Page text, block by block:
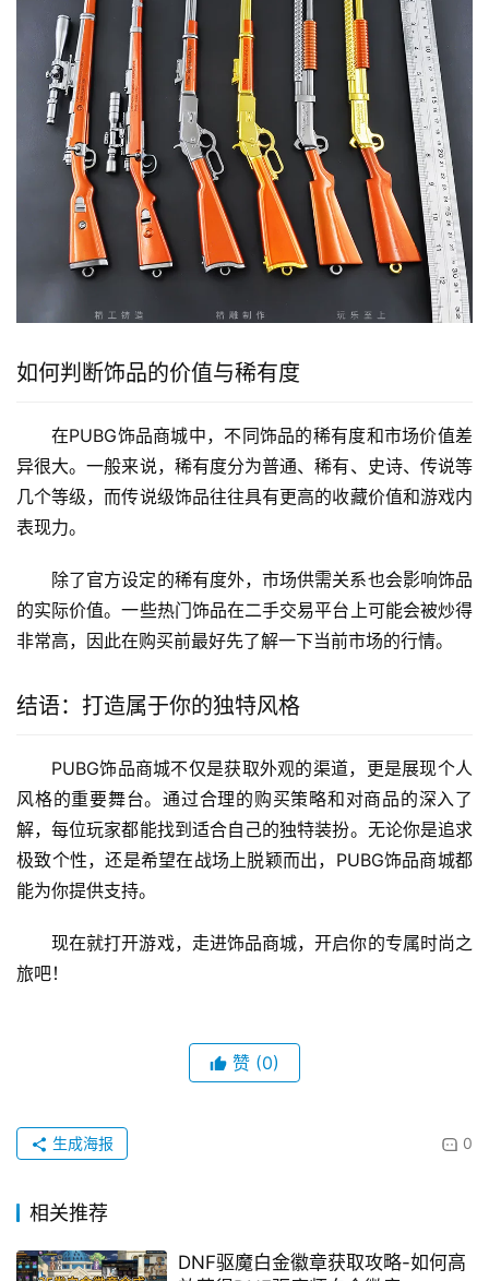
如何判断饰品的价值与稀有度
在PUBG饰品商城中，不同饰品的稀有度和市场价值差
异很大。一般来说，稀有度分为普通、稀有、史诗、传说等
几个等级，而传说级饰品往往具有更高的收藏价值和游戏内
表现力。
除了官方设定的稀有度外，市场供需关系也会影响饰品
的实际价值。一些热门饰品在二手交易平台上可能会被炒得
非常高，因此在购买前最好先了解一下当前市场的行情。
结语：打造属于你的独特风格
PUBG饰品商城不仅是获取外观的渠道，更是展现个人
风格的重要舞台。通过合理的购买策略和对商品的深入了
解，每位玩家都能找到适合自己的独特装扮。无论你是追求
极致个性，还是希望在战场上脱颖而出，PUBG饰品商城都
能为你提供支持。
现在就打开游戏，走进饰品商城，开启你的专属时尚之
旅吧！
赞 (0)
0
生成海报
相关推荐
DNF驱魔白金徽章获取攻略-如何高